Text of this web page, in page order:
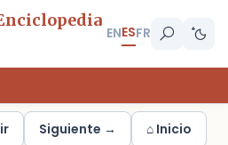
ENESFR
Siguiente → ⌂ Inicio